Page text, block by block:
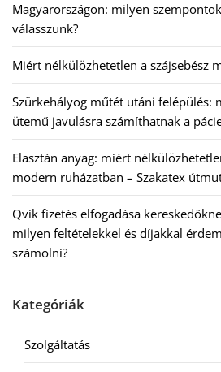
Magyarországon: milyen
válasszunk?
Miért nélkülözhetetlen a szájsebész
Szürkehályog műtét utáni felépülés:
ütemű javulásra számíthatnak a
Elasztán anyag: miért
modern ruházatban – Szakatex
Qvik fizetés elfogadása
milyen feltételekkel és díjakkal
számolni?
Kategóriák
Szolgáltatás